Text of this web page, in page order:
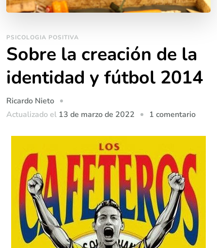
PSICOLOGIA POSITIVA
Sobre la creación de la
identidad y fútbol 2014
Ricardo Nieto
Actualizado el 13 de marzo de 2022 1 comentarioen
de
y
fútbol
2014